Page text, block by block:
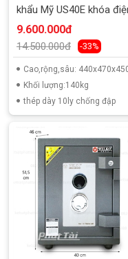
khẩu Mỹ US40E khóa
tử
9.600.000đ
14.500.000đ -33%
Cao,rộng,sâu:
Khối lượng:140kg
thép dày 10ly chống đập